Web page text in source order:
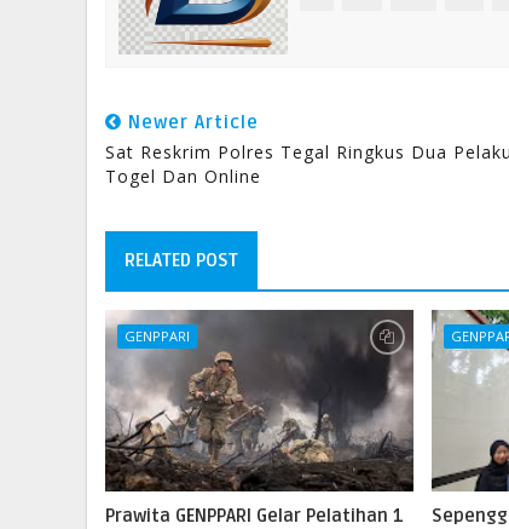
Newer Article
Sat Reskrim Polres Tegal Ringkus Dua
Togel Dan Online
RELATED POST
GENPPARI
Prawita GENPPARI Gelar Pelatihan 1